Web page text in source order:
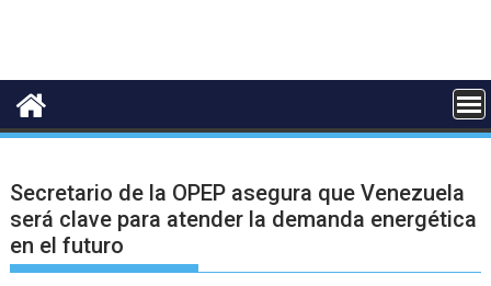
Secretario de la OPEP asegura que Venezuela
será clave para atender la demanda energética
en el futuro